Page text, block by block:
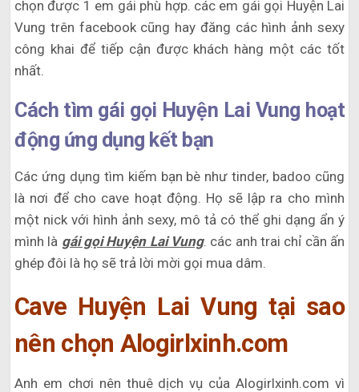
chọn được 1 em gái phù hợp. các em gái gọi Huyện Lai
Vung trên facebook cũng hay đăng các hình ảnh sexy
công khai để tiếp cận được khách hàng một các tốt
nhất.
Cách tìm gái gọi Huyện Lai Vung hoạt
động ứng dụng kết bạn
Các ứng dụng tìm kiếm bạn bè như tinder, badoo cũng
là nơi để cho cave hoạt động. Họ sẽ lập ra cho mình
một nick với hình ảnh sexy, mô tả có thể ghi dạng ẩn ý
mình là gái gọi Huyện Lai Vung. các anh trai chỉ cần ấn
ghép đôi là họ sẽ trả lời mời gọi mua dâm.
Cave Huyện Lai Vung tại sao
nên chọn Alogirlxinh.com
Anh em chơi nên thuê dịch vụ của Alogirlxinh.com vì